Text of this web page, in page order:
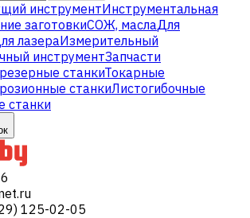
инструментИнструментальная
заготовкиСОЖ, маслаДля
лазераИзмерительный
инструментЗапчасти
станкиТокарные
станкиЛистогибочные
станки
125-02-05